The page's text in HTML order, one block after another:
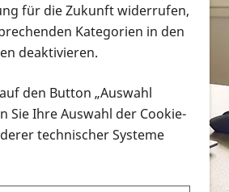
in verschiedenen
Ort
wie Sie nach Infonmaterial
für die Zukunft widerrufen,
Kategorien in den
deaktivieren.
den Button „Auswahl
Sie Ihre Auswahl der Cookie-
technischer Systeme